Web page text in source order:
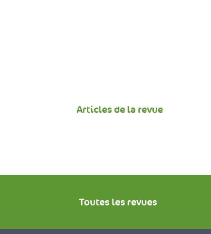
Articles de la revue
Toutes les revues